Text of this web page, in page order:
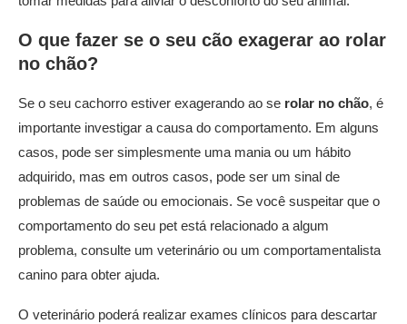
O que fazer se o seu cão exagerar ao rolar
no chão?
Se o seu cachorro estiver exagerando ao se rolar no chão, é
importante investigar a causa do comportamento. Em alguns
casos, pode ser simplesmente uma mania ou um hábito
adquirido, mas em outros casos, pode ser um sinal de
problemas de saúde ou emocionais. Se você suspeitar que o
comportamento do seu pet está relacionado a algum
problema, consulte um veterinário ou um comportamentalista
canino para obter ajuda.
O veterinário poderá realizar exames clínicos para descartar